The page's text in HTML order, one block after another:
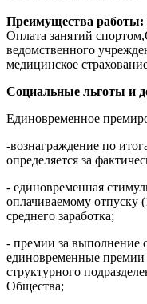
Преимущества работы:
Оплата занятий
ведомственного
медицинское
Социальные льготы и
Единовременное
-вознаграждение по
определяется за
- единовременная
оплачиваемому отпуску
среднего заработка;
- премии за выполнение
единовременные премии
структурного